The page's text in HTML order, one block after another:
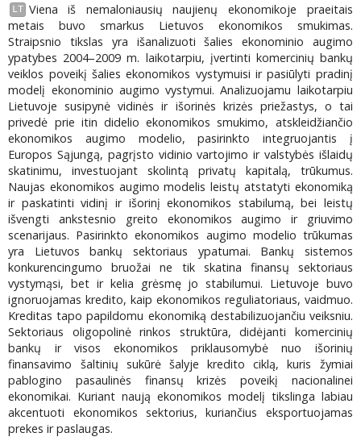
LT Viena iš nemaloniausių naujienų ekonomikoje praeitais
metais buvo smarkus Lietuvos ekonomikos smukimas.
Straipsnio tikslas yra išanalizuoti šalies ekonominio augimo
ypatybes 2004–2009 m. laikotarpiu, įvertinti komercinių bankų
veiklos poveikį šalies ekonomikos vystymuisi ir pasiūlyti pradinį
modelį ekonominio augimo vystymui. Analizuojamu laikotarpiu
Lietuvoje susipynė vidinės ir išorinės krizės priežastys, o tai
privedė prie itin didelio ekonomikos smukimo, atskleidžiančio
ekonomikos augimo modelio, pasirinkto integruojantis į
Europos Sąjungą, pagrįsto vidinio vartojimo ir valstybės išlaidų
skatinimu, investuojant skolintą privatų kapitalą, trūkumus.
Naujas ekonomikos augimo modelis leistų atstatyti ekonomiką
ir paskatinti vidinį ir išorinį ekonomikos stabilumą, bei leistų
išvengti ankstesnio greito ekonomikos augimo ir griuvimo
scenarijaus. Pasirinkto ekonomikos augimo modelio trūkumas
yra Lietuvos bankų sektoriaus ypatumai. Bankų sistemos
konkurencingumo bruožai ne tik skatina finansų sektoriaus
vystymąsi, bet ir kelia grėsmę jo stabilumui. Lietuvoje buvo
ignoruojamas kredito, kaip ekonomikos reguliatoriaus, vaidmuo.
Kreditas tapo papildomu ekonomiką destabilizuojančiu veiksniu.
Sektoriaus oligopolinė rinkos struktūra, didėjanti komercinių
bankų ir visos ekonomikos priklausomybė nuo išorinių
finansavimo šaltinių sukūrė šalyje kredito ciklą, kuris žymiai
pablogino pasaulinės finansų krizės poveikį nacionalinei
ekonomikai. Kuriant naują ekonomikos modelį tikslinga labiau
akcentuoti ekonomikos sektorius, kuriančius eksportuojamas
prekes ir paslaugas.